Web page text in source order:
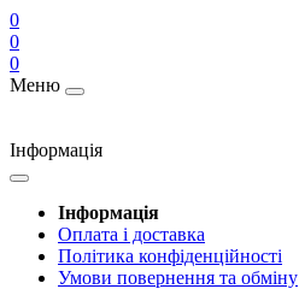
0
0
0
Меню
Інформація
Інформація
Оплата і доставка
Політика конфіденційності
Умови повернення та обміну